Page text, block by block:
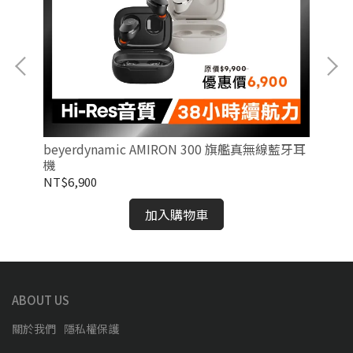
beyerdynamic AMIRON 300 旗艦真無線藍牙耳
機
NT$6,900
加入購物車
ABOUT US
關於我們 隱私權保護